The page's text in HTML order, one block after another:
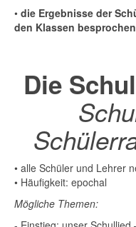
• die Ergebnisse der
den Klassen besprochen
Die
• alle Schüler und Lehrer
• Häufigkeit: epochal
Mögliche Themen: